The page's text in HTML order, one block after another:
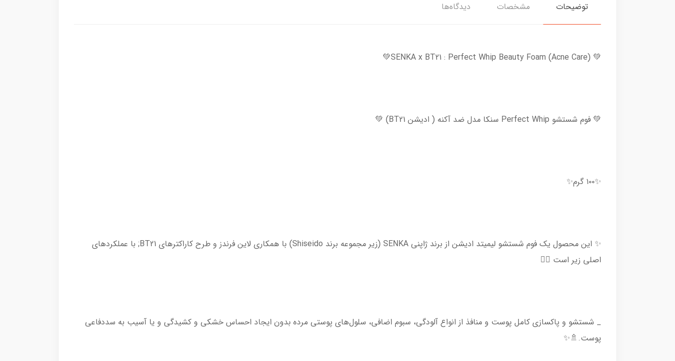
توضیحات مشخصات دیدگاه‌ها
💚 SENKA x BT21 : Perfect Whip Beauty Foam (Acne Care)💚
💚 فوم شستشو Perfect Whip سنکا مدل ضد آکنه ( ادیشن BT21) 💚
✨۱۰۰ گرم✨
✨ این محصول یک فوم شستشو لیمیتد ادیشن از برند ژاپنی SENKA (زیر مجموعه برند Shiseido) با همکاری لاین فرندز و طرح کاراکترهای BT21; با عملکردهای
اصلی زیر است 👇🏻
_ شستشو و پاکسازی کامل پوست و منافذ از انواع آلودگی، سبوم اضافی، سلول‌های پوستی مرده بدون ایجاد احساس خشکی و کشیدگی و یا آسیب به سددفاعی
پوست.🚿✨